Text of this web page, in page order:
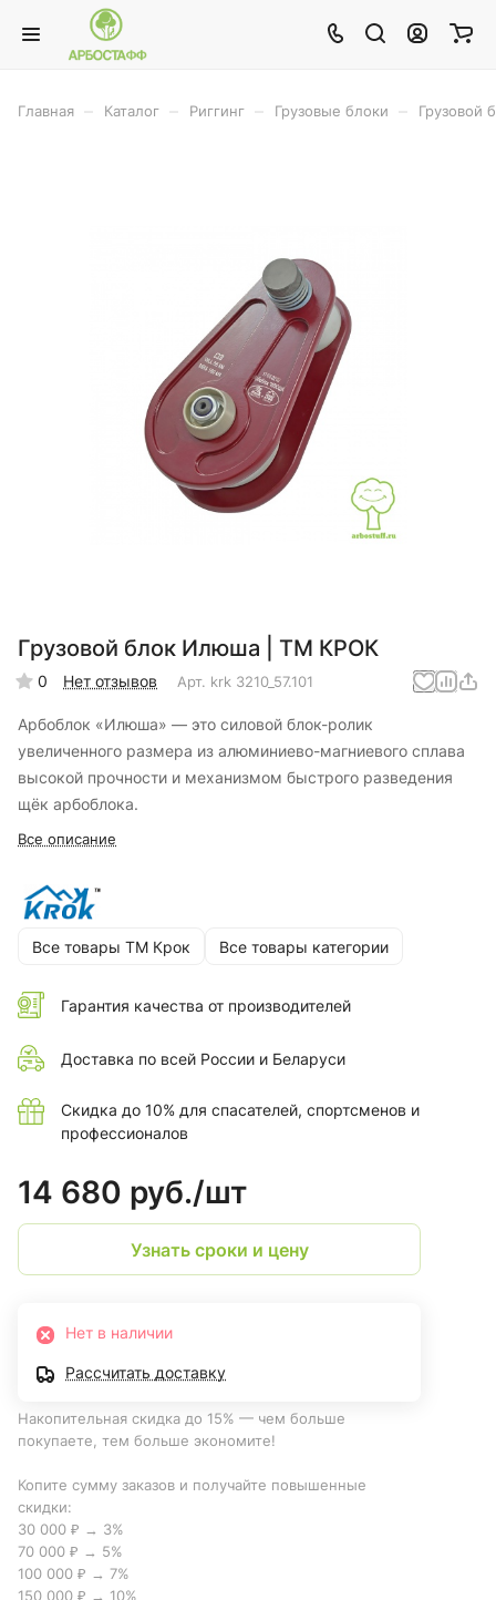
Главная Каталог Риггинг Грузовые блоки
Грузовой блок Илюша | ТМ КРОК
0 Нет отзывов Арт. krk 3210_57.101
Арбоблок «Илюша» — это силовой блок-ролик
увеличенного размера из алюминиево-магниевого сплава
высокой прочности и механизмом быстрого разведения
щёк арбоблока.
Все описание
Все товары ТМ Крок Все товары категории
Гарантия качества от производителей
Доставка по всей России и Беларуси
Скидка до 10% для спасателей, спортсменов и
профессионалов
14 680 руб./шт
Узнать сроки и цену
Нет в наличии
Рассчитать доставку
Накопительная скидка до 15% — чем больше
покупаете, тем больше экономите!
Копите сумму заказов и получайте повышенные
скидки:
30 000 ₽ → 3%
70 000 ₽ → 5%
100 000 ₽ → 7%
150 000 ₽ → 10%